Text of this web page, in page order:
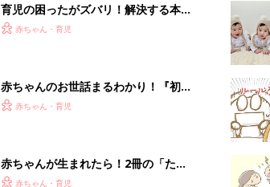
育児の困ったがズバリ！解決する本
『ひよこクラブ 秋号』 4カ月～2才
赤ちゃん・育児
赤ちゃんのお世話まるわかり！『初め
てのひよこクラブ 夏号』〈巻頭大特
赤ちゃん・育児
赤ちゃんが生まれたら！2冊の「たま
ひよ」
赤ちゃん・育児